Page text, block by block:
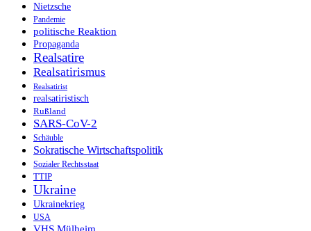
Nietzsche
Pandemie
politische Reaktion
Propaganda
Realsatire
Realsatirismus
Realsatirist
realsatiristisch
Rußland
SARS-CoV-2
Schäuble
Sokratische Wirtschaftspolitik
Sozialer Rechtsstaat
TTIP
Ukraine
Ukrainekrieg
USA
VHS Mülheim